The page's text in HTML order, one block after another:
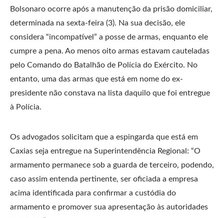
Bolsonaro ocorre após a manutenção da prisão domiciliar,
determinada na sexta-feira (3). Na sua decisão, ele
considera “incompatível” a posse de armas, enquanto ele
cumpre a pena. Ao menos oito armas estavam cauteladas
pelo Comando do Batalhão de Polícia do Exército. No
entanto, uma das armas que está em nome do ex-
presidente não constava na lista daquilo que foi entregue
à Polícia.
Os advogados solicitam que a espingarda que está em
Caxias seja entregue na Superintendência Regional: “O
armamento permanece sob a guarda de terceiro, podendo,
caso assim entenda pertinente, ser oficiada a empresa
acima identificada para confirmar a custódia do
armamento e promover sua apresentação às autoridades